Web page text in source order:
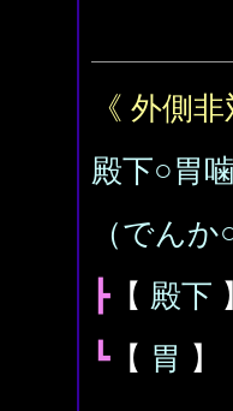
《 外側
殿下○胃
（でんか
┣ 【 殿下
┗ 【 胃 】